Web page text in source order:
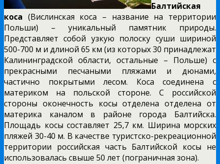
Балтийская
коса (Вислинская коса – название на территории
Польши) – уникальный памятник природы.
Представляет собой узкую полоску суши шириной
500-700 м и длиной 65 км (из которых 30 принадлежат
Калининградской области, остальные – Польше) с
прекрасными песчаными пляжами и дюнами,
частично покрытыми лесом. Коса соединена с
материком на польской стороне. С российской
стороны оконечность косы отделена отделена от
материка каналом в районе города Балтийска.
Площадь косы составляет 25,7 км. Ширина морских
пляжей 30-40 м. В качестве туристско-рекреационной
территории российская часть Балтийской косы не
использовалась свыше 50 лет (пограничная зона).